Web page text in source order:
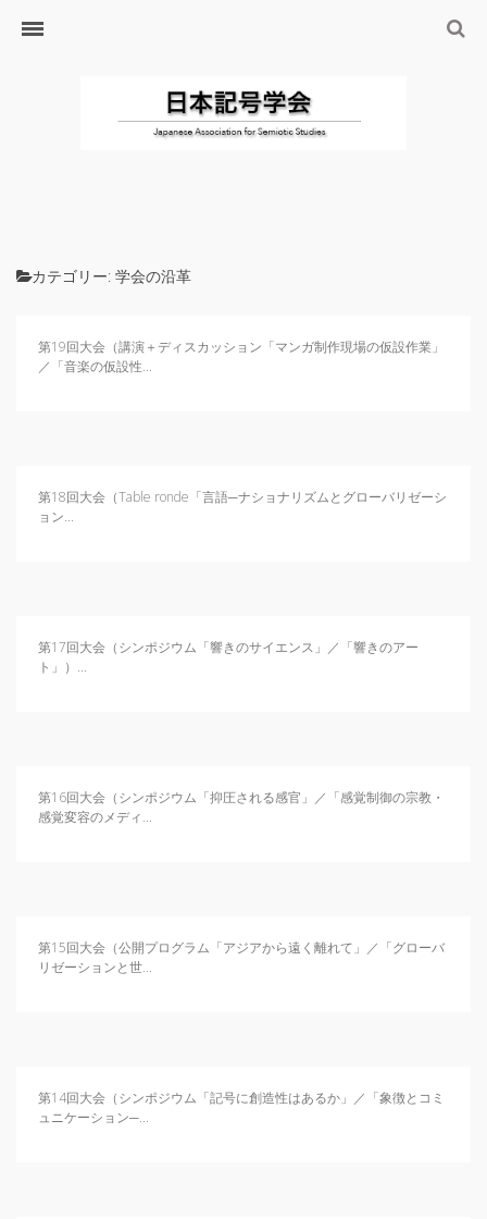
ホーム
ジャーナル（論文誌）
日本記号学会第46回大会
（2026/7/11・7/12）「パース
カテゴリー: 学会の沿革
第19回大会（講演＋ディスカッション「マンガ制作現場の仮設作業」
／「音楽の仮設性...
第18回大会（Table ronde「言語─ナショナリズムとグローバリゼーシ
ョン...
第17回大会（シンポジウム「響きのサイエンス」／「響きのアー
ト」）...
第16回大会（シンポジウム「抑圧される感官」／「感覚制御の宗教・
感覚変容のメディ...
第15回大会（公開プログラム「アジアから遠く離れて」／「グローバ
リゼーションと世...
第14回大会（シンポジウム「記号に創造性はあるか」／「象徴とコミ
ュニケーション─...